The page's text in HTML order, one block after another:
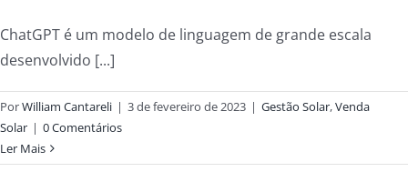
ChatGPT é um modelo de linguagem de grande escala
desenvolvido [...]
PorWilliam Cantareli | 3 de fevereiro de 2023 | Gestão Solar,Venda
Solar | 0 Comentários
Ler Mais